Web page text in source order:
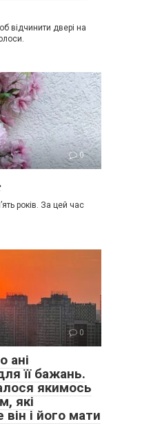
відчинити двері на
0
років. За цей час
0
ані
її бажань.
якимось
які
і його мати